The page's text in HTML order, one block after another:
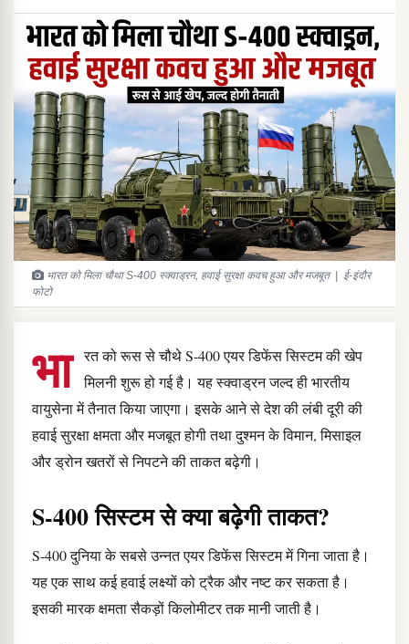
भारत को मिला चौथा S-400 स्क्वाड्रन, हवाई सुरक्षा कवच हुआ और मजबूत | ई-इंदौर
फोटो
भा
रत को रूस से चौथे S-400 एयर डिफेंस सिस्टम की खेप
मिलनी शुरू हो गई है। यह स्क्वाड्रन जल्द ही भारतीय
वायुसेना में तैनात किया जाएगा। इसके आने से देश की लंबी दूरी की
हवाई सुरक्षा क्षमता और मजबूत होगी तथा दुश्मन के विमान, मिसाइल
और ड्रोन खतरों से निपटने की ताकत बढ़ेगी।
S-400 सिस्टम से क्या बढ़ेगी ताकत?
S-400 दुनिया के सबसे उन्नत एयर डिफेंस सिस्टम में गिना जाता है।
यह एक साथ कई हवाई लक्ष्यों को ट्रैक और नष्ट कर सकता है।
इसकी मारक क्षमता सैकड़ों किलोमीटर तक मानी जाती है।